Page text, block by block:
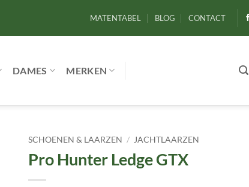
MATENTABEL BLOG CONTACT
DAMES MERKEN
SCHOENEN & LAARZEN / JACHTLAARZEN
Pro Hunter Ledge GTX